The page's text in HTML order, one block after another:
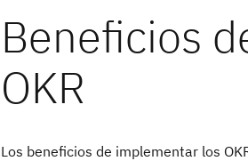
Beneficios
OKR
Los beneficios de implementar los